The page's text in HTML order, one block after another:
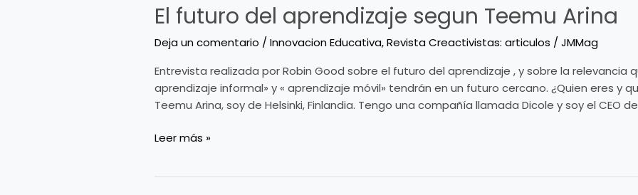
El futuro del aprendizaje segun Teemu Arina
Deja un comentario /Innovacion Educativa,Revista Creactivistas: articulos /JMMag
Entrevista realizada por Robin Good sobre el futuro del aprendizaje , y sobre la relevancia
aprendizaje informal» y « aprendizaje móvil» tendrán en un futuro cercano. ¿Quien eres y
Teemu Arina, soy de Helsinki, Finlandia. Tengo una compañía llamada Dicole y soy el CEO
El
futuro
del
segun
Teemu
Arina
Leer más »